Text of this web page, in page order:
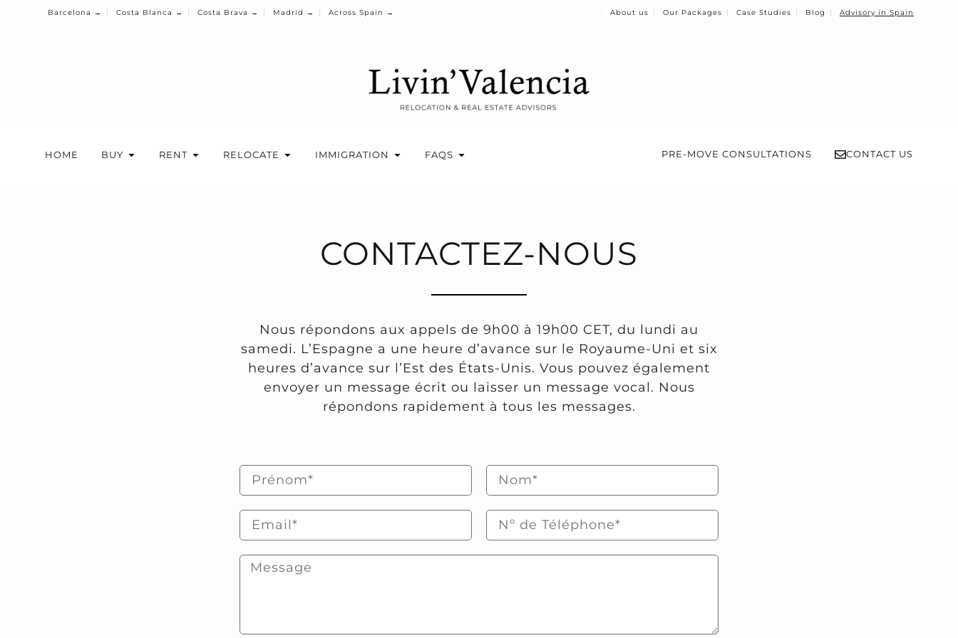
Barcelona → Costa Blanca → Costa Brava → Madrid → Across Spain → About us Our Packages Case Studies Blog Advisory in Spain
HOME BUY RENT RELOCATE IMMIGRATION FAQS PRE-MOVE CONSULTATIONS CONTACT US
CONTACTEZ-NOUS
Nous répondons aux appels de 9h00 à 19h00 CET, du lundi au
samedi. L’Espagne a une heure d’avance sur le Royaume-Uni et six
heures d’avance sur l’Est des États-Unis. Vous pouvez également
envoyer un message écrit ou laisser un message vocal. Nous
répondons rapidement à tous les messages.